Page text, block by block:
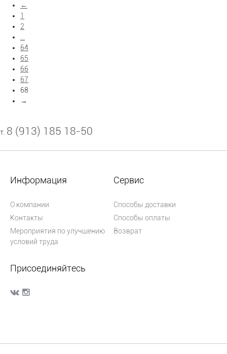
←
1
2
64
65
66
67
68
→
т. 8 (913) 185 18-50
Информация
О компании
Контакты
Мероприятия по улучшению
условий труда
Сервис
Способы доставки
Способы оплаты
Возврат
Присоединяйтесь